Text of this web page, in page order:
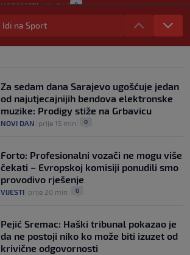
NOGOMET|prije 3 h| 0
FIFA se izvinila svim svojim članicama
zbog FFE projekta: Ali rukovodstvo i
dalje podržava Infantina
Lionel Messi postigao dva gola u pobjedi
Inter Miamija i ispisao historiju Leagues
Cupa (VIDEO)
prije 3 h| 0
Idi na Sport
Za sedam dana Sarajevo ugošćuje jedan
od najutjecajnijih bendova elektronske
muzike: Prodigy stiže na Grbavicu
NOVI DAN prije 15 min 0
Forto: Profesionalni vozači ne mogu više
čekati – Evropskoj komisiji ponudili smo
provodivo rješenje
VIJESTI prije 20 min 0
Pejić Sremac: Haški tribunal pokazao je
da ne postoji niko ko može biti izuzet od
krivične odgovornosti